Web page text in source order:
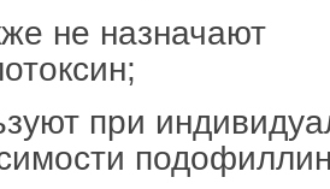
не назначают
при